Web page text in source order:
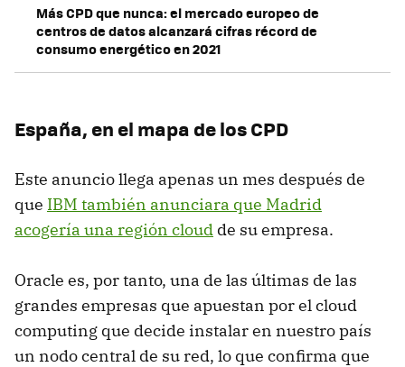
Más CPD que nunca: el mercado europeo de
centros de datos alcanzará cifras récord de
consumo energético en 2021
España, en el mapa de los CPD
Este anuncio llega apenas un mes después de
que IBM también anunciara que Madrid
acogería una región cloud de su empresa.
Oracle es, por tanto, una de las últimas de las
grandes empresas que apuestan por el cloud
computing que decide instalar en nuestro país
un nodo central de su red, lo que confirma que